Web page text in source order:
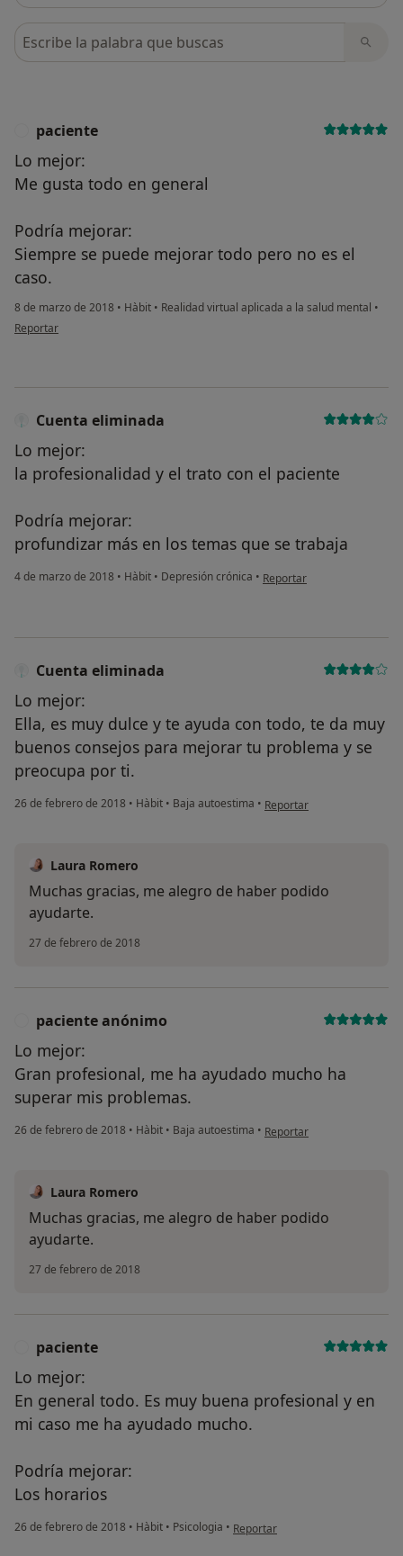
Busca en opiniones
paciente
Lo mejor:
Me gusta todo en general
Podría mejorar:
Siempre se puede mejorar todo pero no es el
caso.
8 de marzo de 2018 • Hàbit • Realidad virtual aplicada a la salud mental •
en opinión del usuario paciente
Reportar
Cuenta eliminada
Lo mejor:
la profesionalidad y el trato con el paciente
Podría mejorar:
profundizar más en los temas que se trabaja
4 de marzo de 2018 • Hàbit • Depresión crónica • en opinión del usuario
Reportar
Cuenta eliminada
Lo mejor:
Ella, es muy dulce y te ayuda con todo, te da muy
buenos consejos para mejorar tu problema y se
preocupa por ti.
26 de febrero de 2018 • Hàbit • Baja autoestima • en opinión del usuario
Reportar
Laura Romero
Muchas gracias, me alegro de haber podido
ayudarte.
27 de febrero de 2018
paciente anónimo
Lo mejor:
Gran profesional, me ha ayudado mucho ha
superar mis problemas.
26 de febrero de 2018 • Hàbit • Baja autoestima • en opinión del usuario
Reportar
Laura Romero
Muchas gracias, me alegro de haber podido
ayudarte.
27 de febrero de 2018
paciente
Lo mejor:
En general todo. Es muy buena profesional y en
mi caso me ha ayudado mucho.
Podría mejorar:
Los horarios
26 de febrero de 2018 • Hàbit • Psicologia • en opinión del usuario paciente
Reportar
¿Alguna vez has usado una app
sobre un tema emocional o
Sí, varias veces
Sí, una vez
No, pero lo consideraría